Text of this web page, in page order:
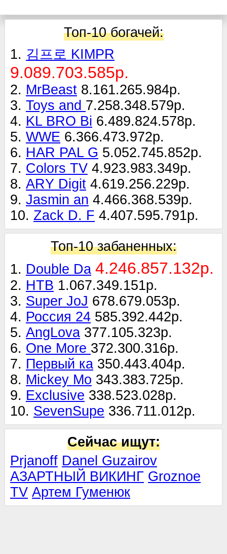
Топ-10 богачей:
1. 김프로 KIMPR
9.089.703.585р.
2. MrBeast 8.161.265.984р.
3. Toys and 7.258.348.579р.
4. KL BRO Bi 6.489.824.578р.
5. WWE 6.366.473.972р.
6. HAR PAL G 5.052.745.852р.
7. Colors TV 4.923.983.349р.
8. ARY Digit 4.619.256.229р.
9. Jasmin an 4.466.368.539р.
10. Zack D. F 4.407.595.791р.
Топ-10 забаненных:
1. Double Da 4.246.857.132р.
2. НТВ 1.067.349.151р.
3. Super JoJ 678.679.053р.
4. Россия 24 585.392.442р.
5. AngLova 377.105.323р.
6. One More 372.300.316р.
7. Первый ка 350.443.404р.
8. Mickey Mo 343.383.725р.
9. Exclusive 338.523.028р.
10. SevenSupe 336.711.012р.
Сейчас ищут:
Prjanoff Danel Guzairov
АЗАРТНЫЙ ВИКИНГ Groznoe
TV Артем Гуменюк